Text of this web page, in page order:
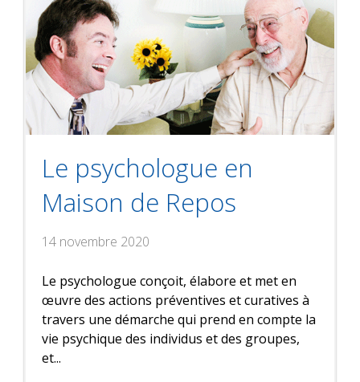
Le psychologue en
Maison de Repos
14 novembre 2020
Le psychologue conçoit, élabore et met en
œuvre des actions préventives et curatives à
travers une démarche qui prend en compte la
vie psychique des individus et des groupes,
et...